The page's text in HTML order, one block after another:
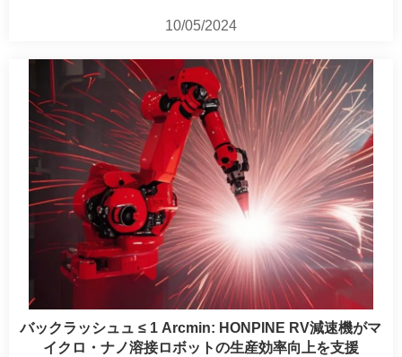
10/05/2024
バックラッシュュ ≤ 1 Arcmin: HONPINE RV減速機がマ
イクロ・ナノ溶接ロボットの生産効率向上を支援